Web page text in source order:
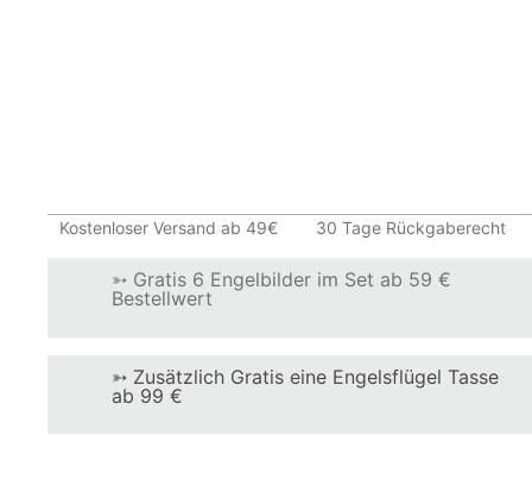
Kostenloser Versand ab 49€ 30 Tage Rückgaberecht
➳ Gratis 6 Engelbilder im Set ab 59 €
Bestellwert
➳ Zusätzlich Gratis eine Engelsflügel Tasse
ab 99 €